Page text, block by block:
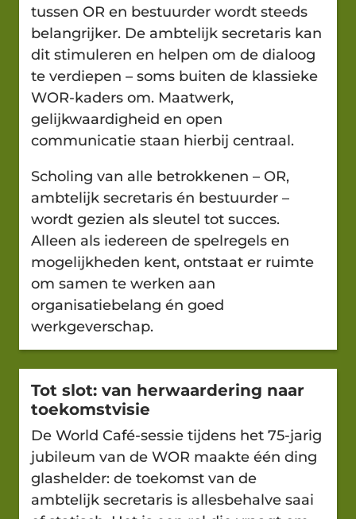
tussen OR en bestuurder wordt steeds
belangrijker. De ambtelijk secretaris kan
dit stimuleren en helpen om de dialoog
te verdiepen – soms buiten de klassieke
WOR-kaders om. Maatwerk,
gelijkwaardigheid en open
communicatie staan hierbij centraal.
Scholing van alle betrokkenen – OR,
ambtelijk secretaris én bestuurder –
wordt gezien als sleutel tot succes.
Alleen als iedereen de spelregels en
mogelijkheden kent, ontstaat er ruimte
om samen te werken aan
organisatiebelang én goed
werkgeverschap.
Tot slot: van herwaardering naar
toekomstvisie
De World Café-sessie tijdens het 75-jarig
jubileum van de WOR maakte één ding
glashelder: de toekomst van de
ambtelijk secretaris is allesbehalve saai